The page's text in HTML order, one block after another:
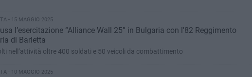
- 15 MAGGIO 2025
l’esercitazione “Alliance Wall 25” in Bulgaria con l'82 Reggimento
di Barletta
nell’attività oltre 400 soldati e 50 veicoli da combattimento
- 10 MAGGIO 2025